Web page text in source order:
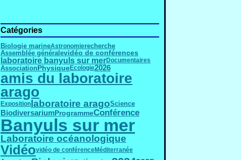
Catégories
Biologie marineAstronomierecherche
Assemblée généralevidéo de conférences
laboratoire banyuls sur merDocumentaires
AssociationPhysiqueEcologie2026
amis du laboratoire
arago
Expositionlaboratoire aragoScience
BiodiversariumProgrammeConférence
Banyuls sur mer
Laboratoire océanologique
Vidéovidéo de conférenceMéditerranée